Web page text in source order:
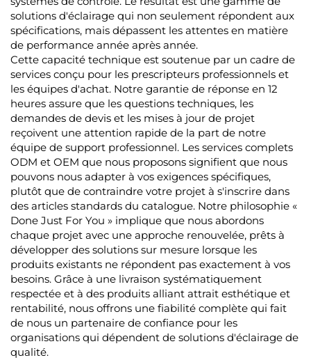
solutions d'éclairage qui non seulement répondent aux
spécifications, mais dépassent les attentes en matière
de performance année après année.
Cette capacité technique est soutenue par un cadre de
services conçu pour les prescripteurs professionnels et
les équipes d'achat. Notre garantie de réponse en 12
heures assure que les questions techniques, les
demandes de devis et les mises à jour de projet
reçoivent une attention rapide de la part de notre
équipe de support professionnel. Les services complets
ODM et OEM que nous proposons signifient que nous
pouvons nous adapter à vos exigences spécifiques,
plutôt que de contraindre votre projet à s'inscrire dans
des articles standards du catalogue. Notre philosophie «
Done Just For You » implique que nous abordons
chaque projet avec une approche renouvelée, prêts à
développer des solutions sur mesure lorsque les
produits existants ne répondent pas exactement à vos
besoins. Grâce à une livraison systématiquement
respectée et à des produits alliant attrait esthétique et
rentabilité, nous offrons une fiabilité complète qui fait
de nous un partenaire de confiance pour les
organisations qui dépendent de solutions d'éclairage de
qualité.